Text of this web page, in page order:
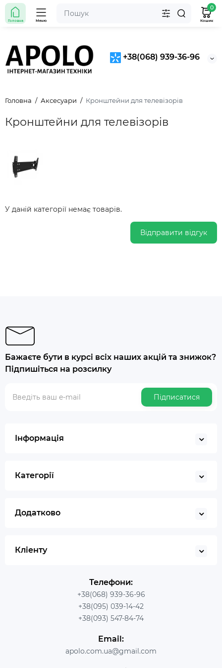
+38(068) 939-36-96
Головна Меню
0
Кошик
Головна Аксесуари Кронштейни для телевізорів
Кронштейни для телевізорів
У даній категорії немає товарів.
Відправити відгук
Бажаєте бути в курсі всіх наших акцій та знижок?
Підпишіться на розсилку
Підписатися
Інформація
Категорії
Додатково
Кліенту
Телефони:
+38(068) 939-36-96
+38(095) 039-14-42
+38(093) 547-84-74
Email:
apolo.com.ua@gmail.com